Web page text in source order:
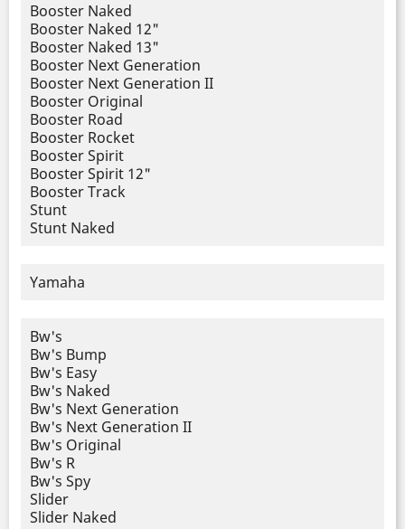
Booster Naked
Booster Naked 12"
Booster Naked 13"
Booster Next Generation
Booster Next Generation II
Booster Original
Booster Road
Booster Rocket
Booster Spirit
Booster Spirit 12"
Booster Track
Stunt
Stunt Naked
Yamaha
Bw's
Bw's Bump
Bw's Easy
Bw's Naked
Bw's Next Generation
Bw's Next Generation II
Bw's Original
Bw's R
Bw's Spy
Slider
Slider Naked